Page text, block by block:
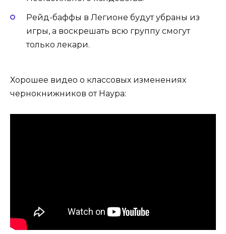
Рейд-баффы в Легионе будут убраны из
игры, а воскрешать всю группу смогут
только лекари.
Хорошее видео о классовых изменениях
чернокнижников от Наура: